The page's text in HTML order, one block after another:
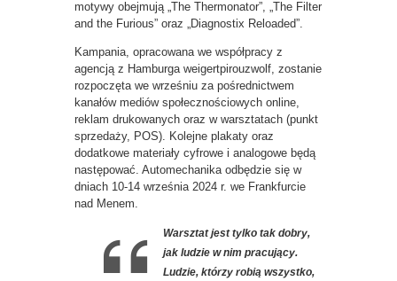
motywy obejmują „The Thermonator”, „The Filter
and the Furious” oraz „Diagnostix Reloaded”.
Kampania, opracowana we współpracy z
agencją z Hamburga weigertpirouzwolf, zostanie
rozpoczęta we wrześniu za pośrednictwem
kanałów mediów społecznościowych online,
reklam drukowanych oraz w warsztatach (punkt
sprzedaży, POS). Kolejne plakaty oraz
dodatkowe materiały cyfrowe i analogowe będą
następować. Automechanika odbędzie się w
dniach 10-14 września 2024 r. we Frankfurcie
nad Menem.
Warsztat jest tylko tak dobry,
jak ludzie w nim pracujący.
Ludzie, którzy robią wszystko,